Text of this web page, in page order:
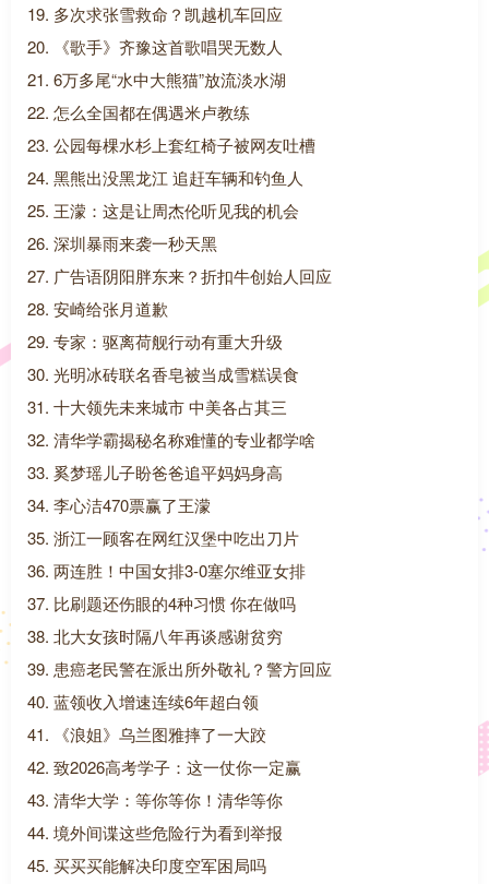
19. 多次求张雪救命？凯越机车回应
20. 《歌手》齐豫这首歌唱哭无数人
21. 6万多尾“水中大熊猫”放流淡水湖
22. 怎么全国都在偶遇米卢教练
23. 公园每棵水杉上套红椅子被网友吐槽
24. 黑熊出没黑龙江 追赶车辆和钓鱼人
25. 王濛：这是让周杰伦听见我的机会
26. 深圳暴雨来袭一秒天黑
27. 广告语阴阳胖东来？折扣牛创始人回应
28. 安崎给张月道歉
29. 专家：驱离荷舰行动有重大升级
30. 光明冰砖联名香皂被当成雪糕误食
31. 十大领先未来城市 中美各占其三
32. 清华学霸揭秘名称难懂的专业都学啥
33. 奚梦瑶儿子盼爸爸追平妈妈身高
34. 李心洁470票赢了王濛
35. 浙江一顾客在网红汉堡中吃出刀片
36. 两连胜！中国女排3-0塞尔维亚女排
37. 比刷题还伤眼的4种习惯 你在做吗
38. 北大女孩时隔八年再谈感谢贫穷
39. 患癌老民警在派出所外敬礼？警方回应
40. 蓝领收入增速连续6年超白领
41. 《浪姐》乌兰图雅摔了一大跤
42. 致2026高考学子：这一仗你一定赢
43. 清华大学：等你等你！清华等你
44. 境外间谍这些危险行为看到举报
45. 买买买能解决印度空军困局吗